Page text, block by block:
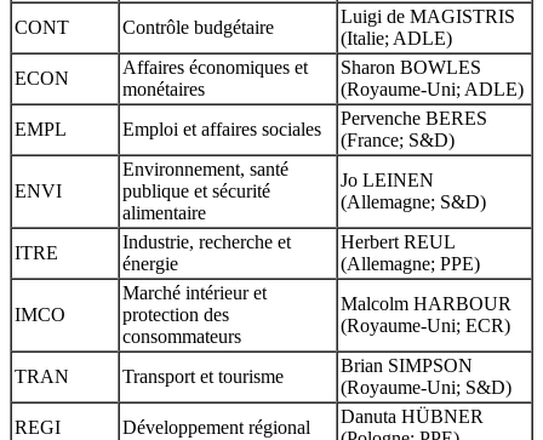
CONT
Contrôle budgétaire
Luigi de MAGISTRIS
(Italie; ADLE)
ECON
Affaires économiques et
monétaires
Sharon BOWLES
(Royaume-Uni; ADLE)
EMPL
Emploi et affaires sociales
Pervenche BERES
(France; S&D)
ENVI
Environnement, santé
publique et sécurité
alimentaire
Jo LEINEN
(Allemagne; S&D)
ITRE
Industrie, recherche et
énergie
Herbert REUL
(Allemagne; PPE)
IMCO
Marché intérieur et
protection des
consommateurs
Malcolm HARBOUR
(Royaume-Uni; ECR)
TRAN Transport et tourisme
Brian SIMPSON
(Royaume-Uni; S&D)
REGI
Développement régional
Danuta HÜBNER